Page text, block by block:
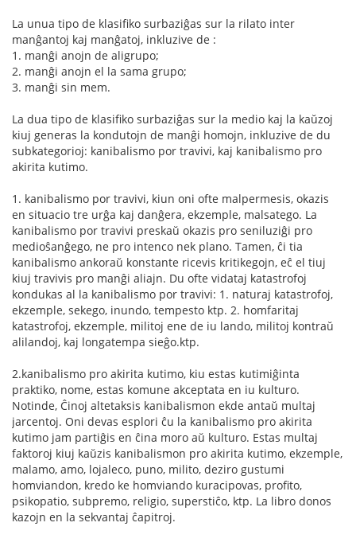
La unua tipo de klasifiko surbaziĝas sur la rilato inter
manĝantoj kaj manĝatoj, inkluzive de :
1. manĝi anojn de aligrupo;
2. manĝi anojn el la sama grupo;
3. manĝi sin mem.
La dua tipo de klasifiko surbaziĝas sur la medio kaj la kaŭzoj
kiuj generas la kondutojn de manĝi homojn, inkluzive de du
subkategorioj: kanibalismo por travivi, kaj kanibalismo pro
akirita kutimo.
1. kanibalismo por travivi, kiun oni ofte malpermesis, okazis
en situacio tre urĝa kaj danĝera, ekzemple, malsatego. La
kanibalismo por travivi preskaŭ okazis pro seniluziĝi pro
medioŝanĝego, ne pro intenco nek plano. Tamen, ĉi tia
kanibalismo ankoraŭ konstante ricevis kritikegojn, eĉ el tiuj
kiuj travivis pro manĝi aliajn. Du ofte vidataj katastrofoj
kondukas al la kanibalismo por travivi: 1. naturaj katastrofoj,
ekzemple, sekego, inundo, tempesto ktp. 2. homfaritaj
katastrofoj, ekzemple, militoj ene de iu lando, militoj kontraŭ
alilandoj, kaj longatempa sieĝo.ktp.
2.kanibalismo pro akirita kutimo, kiu estas kutimiĝinta
praktiko, nome, estas komune akceptata en iu kulturo.
Notinde, Ĉinoj altetaksis kanibalismon ekde antaŭ multaj
jarcentoj. Oni devas esplori ĉu la kanibalismo pro akirita
kutimo jam partiĝis en ĉina moro aŭ kulturo. Estas multaj
faktoroj kiuj kaŭzis kanibalismon pro akirita kutimo, ekzemple,
malamo, amo, lojaleco, puno, milito, deziro gustumi
homviandon, kredo ke homviando kuracipovas, profito,
psikopatio, subpremo, religio, superstiĉo, ktp. La libro donos
kazojn en la sekvantaj ĉapitroj.